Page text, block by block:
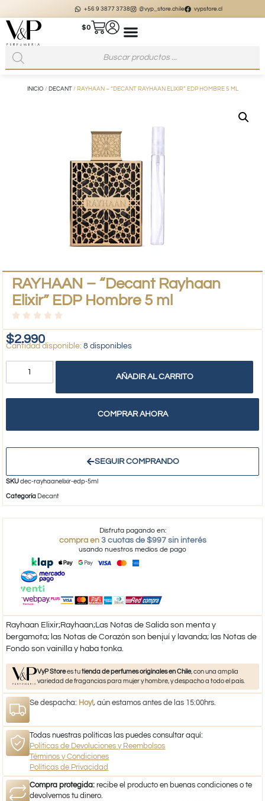
+56 9 3877 3738 @vyp_store.chile vypstore.cl
$0
INICIO / DECANT/ RAYHAAN – “DECANT RAYHAAN ELIXIR” EDP HOMBRE 5 ML
RAYHAAN – “Decant Rayhaan
Elixir” EDP Hombre 5 ml
$2.990 8 disponibles
AÑADIR AL CARRITO
COMPRAR AHORA
SEGUIR COMPRANDO
SKUdec-rayhaanelixir-edp-5ml
Categoría Decant
Disfruta pagando en:
compra en 3 cuotas de $997 sin interés
usando nuestros medios de pago
Rayhaan Elixir;Rayhaan;Las Notas de Salida son menta y
bergamota; las Notas de Corazón son benjuí y lavanda; las Notas de
Fondo son vainilla y haba tonka.
VyP Storees tutienda de perfumes originales en Chile, con una amplia
variedad de fragancias para mujer y hombre, y despacho a todo el país.
Se despacha: Hoy!, aún estamos antes de las 15:00hrs.
Todas nuestras políticas las puedes consultar aquí:
Políticas de Devoluciones y Reembolsos
Términos y Condiciones
Políticas de Privacidad
Compra protegida: recibe el producto en buenas condiciones o te
devolvemos tu dinero.